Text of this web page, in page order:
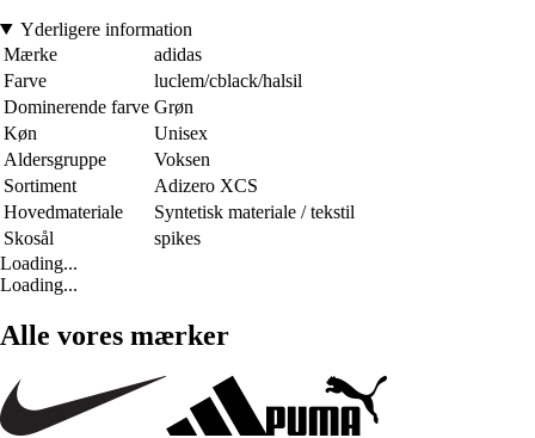
Yderligere information
Mærke
adidas
Farve
luclem/cblack/halsil
Dominerende farve Grøn
Køn
Unisex
Aldersgruppe
Voksen
Sortiment
Adizero XCS
Hovedmateriale
Syntetisk materiale / tekstil
Skosål
spikes
Loading...
Loading...
Alle vores mærker